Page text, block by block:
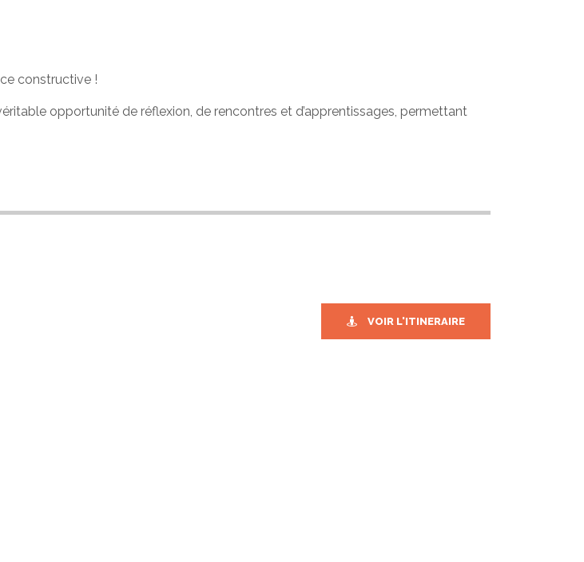
constructive !
opportunité de réflexion, de rencontres et d’apprentissages, permettant
VOIR L'ITINERAIRE